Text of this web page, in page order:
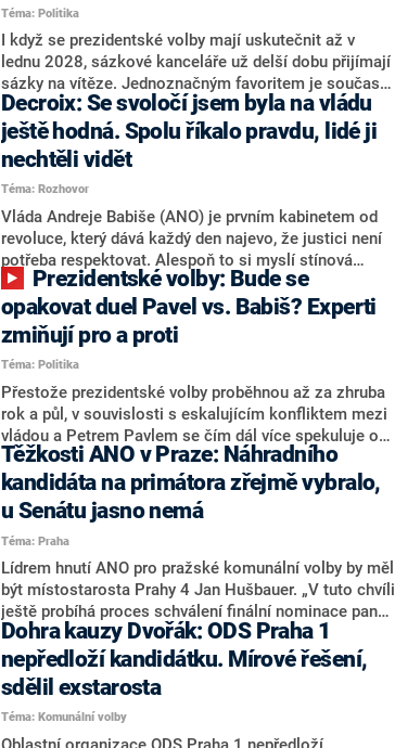
redakce nevyloučil. Předseda klubu senátorů ODS
Zdeněk Nytra redakci řekl, že počítá s odchodem
některých senátorů z klubu a že Naše Česko není
nepřítel, ale soupeř.
Téma: Politika
I když se prezidentské volby mají uskutečnit až v
lednu 2028, sázkové kanceláře už delší dobu přijímají
sázky na vítěze. Jednoznačným favoritem je současná
hlava státu Petr Pavel. Daleko za ním pak bookmakeři
zmiňují dva výrazné politiky ANO, tedy premiéra
Andreje Babiše a ministra průmyslu Karla Havlíčka.
Oblíbeným tipem samotných sázkařů je poslanec za
Motoristy Filip Turek. Politolog Jan Kubáček nicméně
o případné kandidatuře kohokoliv ze zmíněné trojice
značně pochybuje. Podle něj současná koalice dosud
nemá osobu, která by Pavlovi mohla konkurovat.
Decroix: Se svoločí jsem byla na vládu
ještě hodná. Spolu říkalo pravdu, lidé ji
nechtěli vidět
Téma: Rozhovor
Vláda Andreje Babiše (ANO) je prvním kabinetem od
revoluce, který dává každý den najevo, že justici není
potřeba respektovat. Alespoň to si myslí stínová
ministryně spravedlnosti ODS Eva Decroix. V
rozhovoru pro CNN Prima NEWS si nebrala servítky
ohledně politického výkonu svého nástupce Jeronýma
Tejce (za ANO) či vládní zmocněnkyně pro lidská
práva Taťány Malé (ANO). Označením „svoloč“ na
adresu vlády prý byla ještě hodná. Decroix se také
vrátila k volební porážce koalice Spolu či promluvila o
hnutí Naše Česko Martina Kuby.
opakovat duel Pavel vs. Babiš? Experti
zmiňují pro a proti
Téma: Politika
Přestože prezidentské volby proběhnou až za zhruba
rok a půl, v souvislosti s eskalujícím konfliktem mezi
vládou a Petrem Pavlem se čím dál více spekuluje o
tom, koho by do bitvy o Hrad mohla vyslat současná
koalice. Někteří političtí komentátoři znovu vytahují
jméno premiéra Andreje Babiše (ANO). Jak moc je
pravděpodobné, že se v prezidentských volbách 2028
bude znovu opakovat souboj z roku 2023?
Těžkosti ANO v Praze: Náhradního
kandidáta na primátora zřejmě vybralo,
u Senátu jasno nemá
Téma: Praha
Lídrem hnutí ANO pro pražské komunální volby by měl
být místostarosta Prahy 4 Jan Hušbauer. „V tuto chvíli
ještě probíhá proces schválení finální nominace pana
Jana Hušbauera Výborem hnutí ANO,“ uvedl pro
redakci místopředseda pražského ANO Martin
Benkovič. O Hušbauerovi se spekulovalo jako o
náhradníkovi v čele pražské kandidátky poté, co
rezignoval po sérii nejasností v majetkových
přiznáních a pořizování bytů Ondřej Prokop. Zároveň
Dohra kauzy Dvořák: ODS Praha 1
nepředloží kandidátku. Mírové řešení,
sdělil exstarosta
Téma: Komunální volby